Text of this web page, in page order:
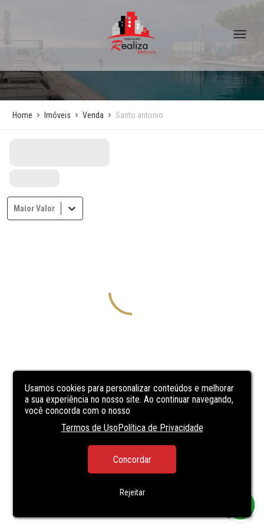
Usamos cookies para personalizar conteúdos e melhorar
a sua experiência no nosso site. Ao continuar navegando,
você concorda com o nosso
Termos de UsoPolítica de Privacidade
Concordar
Rejeitar
Home Imóveis Venda Santo antonio
Maior Valor